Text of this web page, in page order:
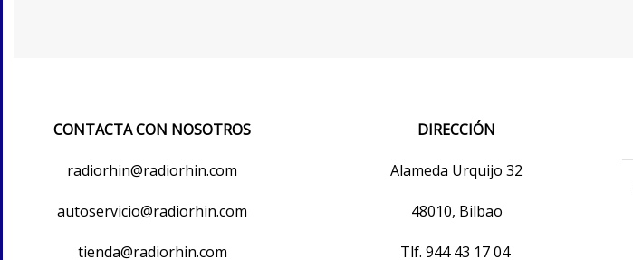
CONTACTA CON NOSOTROS
radiorhin@radiorhin.com
autoservicio@radiorhin.com
tienda@radiorhin.com
DIRECCIÓN
Alameda Urquijo 32
48010, Bilbao
Tlf. 944 43 17 04